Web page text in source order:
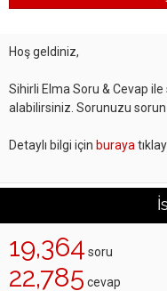
Hoş geldiniz,
Sihirli Elma Soru & Cevap ile
alabilirsiniz. Sorunuzu sorun
Detaylı bilgi için buraya
19,364 soru
22,785 cevap